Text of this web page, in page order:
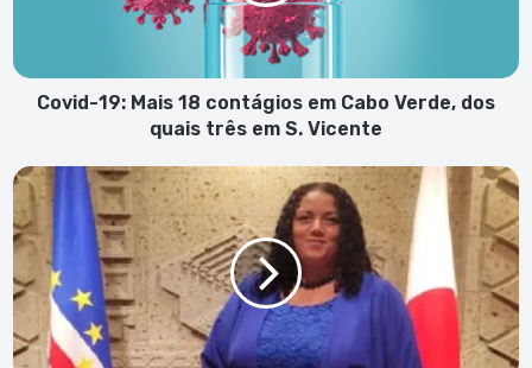
dos
quais
S.
Vicente
Covid-19: Mais 18 contágios em Cabo Verde, dos
quais três em S. Vicente
Covid-
19:
Tânia
Romualdo
alerta
para
aumento
e